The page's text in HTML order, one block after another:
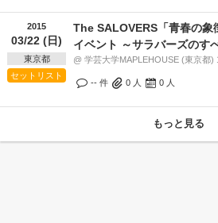
2015
03/22 (日)
東京都
セットリスト
The SALOVERS「青春の象
イベント ～サラバーズのす
ハウス編～
@ 学芸大学MAPLEHOUSE (東京都)
-- 件 0 人 0 人
もっと見る